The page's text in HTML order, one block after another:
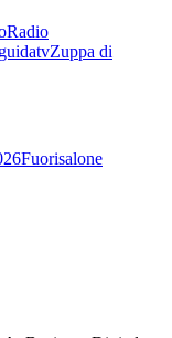
Radio
Zuppa di
Fuorisalone